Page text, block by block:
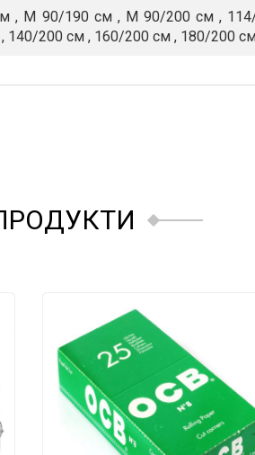
, М 90/190 см , М 90/200 см ,
140/200 см , 160/200 см , 180/200